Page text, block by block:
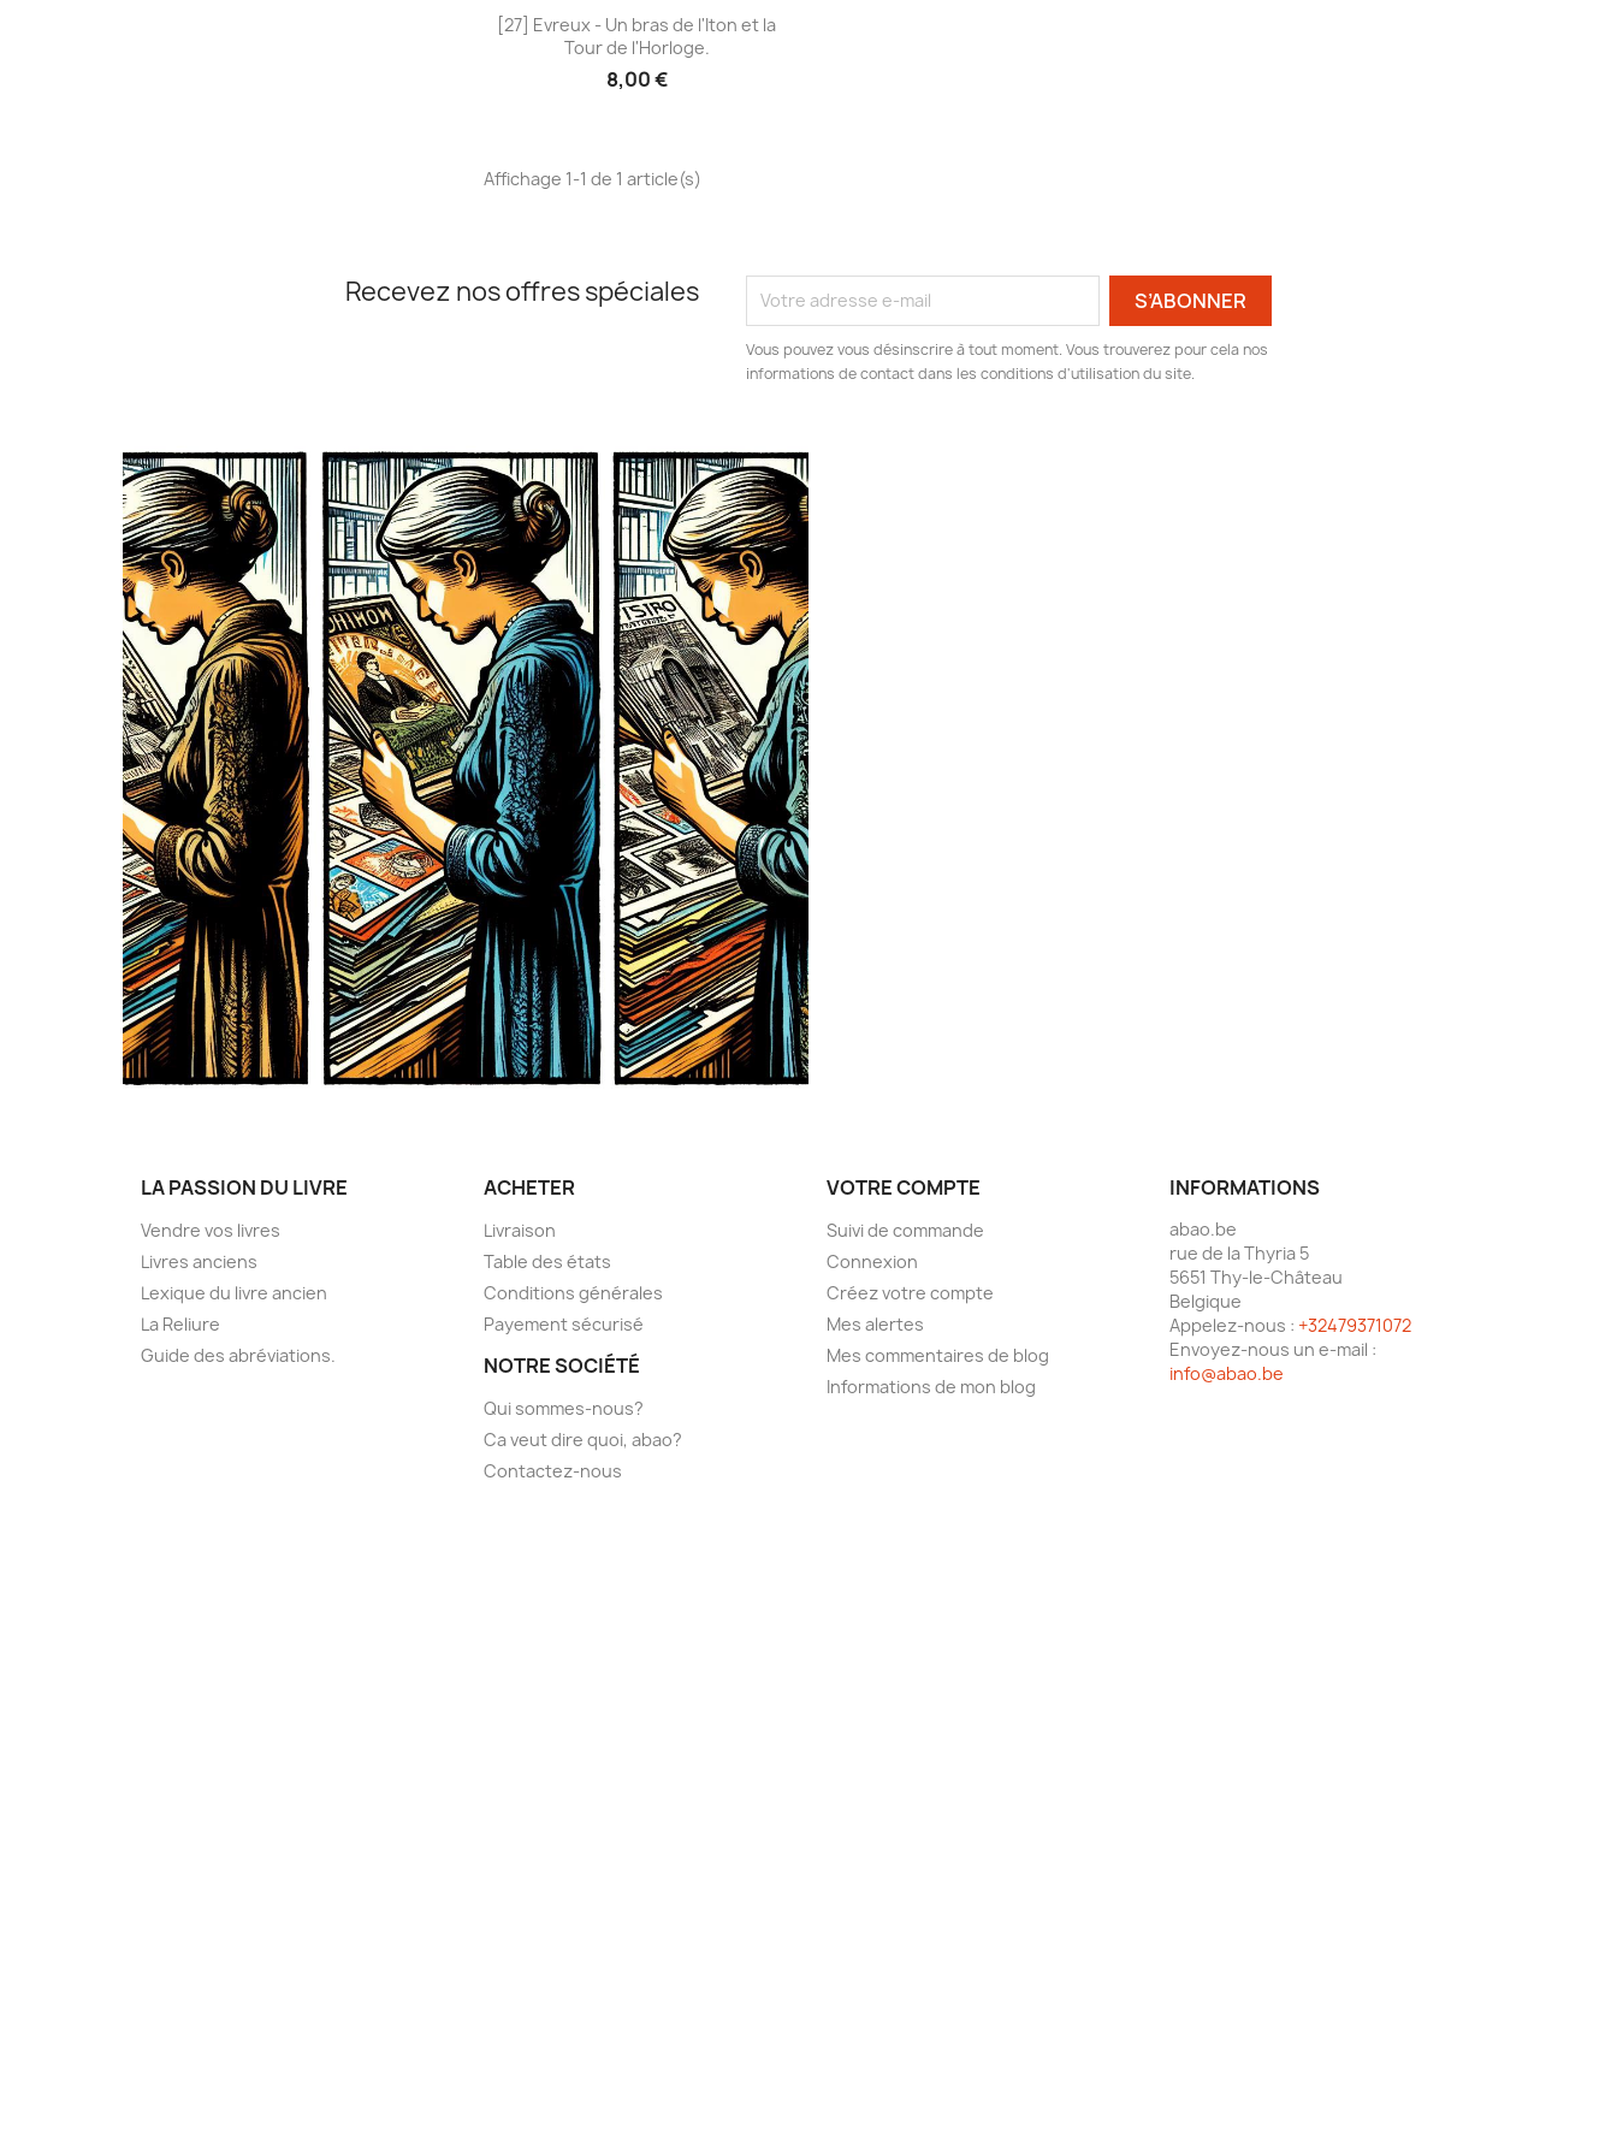
Aperçu rapide
[27] Evreux - Un bras de l'Iton et la
Tour de l'Horloge.
8,00 €
Affichage 1-1 de 1 article(s)
Recevez nos offres spéciales
Vous pouvez vous désinscrire à tout moment. Vous trouverez pour cela nos
informations de contact dans les conditions d'utilisation du site.
LA PASSION DU LIVRE
Vendre vos livres
Livres anciens
Lexique du livre ancien
La Reliure
Guide des abréviations.
ACHETER
Livraison
Table des états
Conditions générales
Payement sécurisé
NOTRE SOCIÉTÉ
Qui sommes-nous?
Ca veut dire quoi, abao?
Contactez-nous
VOTRE COMPTE
Suivi de commande
Connexion
Créez votre compte
Mes alertes
Mes commentaires de blog
Informations de mon blog
INFORMATIONS
abao.be
rue de la Thyria 5
5651 Thy-le-Château
Belgique
Appelez-nous : +32479371072
Envoyez-nous un e-mail :
info@abao.be